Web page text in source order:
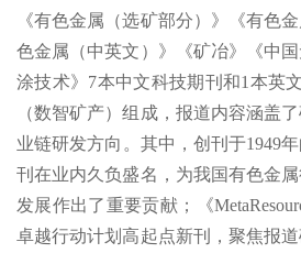
《有色金属（选矿部分）》《有色
色金属（中英文）》《矿冶》《中
涂技术》7本中文科技期刊和1本英文
（数智矿产）组成，报道内容涵盖
业链研发方向。其中，创刊于1949
刊在业内久负盛名，为我国有色金
发展作出了重要贡献；《
卓越行动计划高起点新刊，聚焦报道